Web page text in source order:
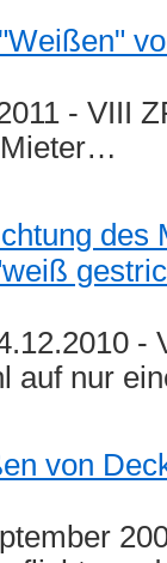
- VIII
Mieter…
des
-
auf nur
von